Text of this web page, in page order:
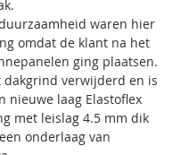
waren hier
omdat de klant na het
ging plaatsen.
dakgrind verwijderd en is
nieuwe laag Elastoflex
met leislag 4.5 mm dik
onderlaag van